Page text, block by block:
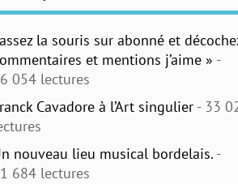
la souris sur abonné et
et mentions j’aime » -
054 lectures
Cavadore à l’Art singulier - 33
nouveau lieu musical bordelais. -
684 lectures